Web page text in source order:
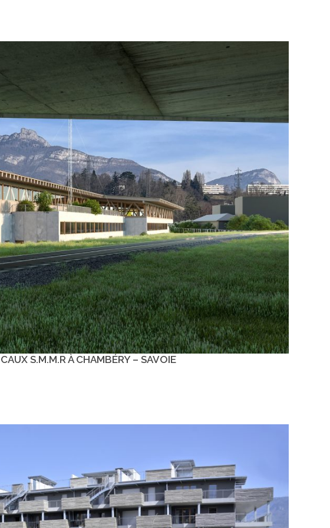
S.M.M.R À CHAMBÉRY – SAVOIE